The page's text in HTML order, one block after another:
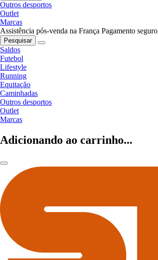
Outros desportos
Outlet
Marcas
Assistência pós-venda na França Pagamento seguro
Pesquisar
Saldos
Futebol
Lifestyle
Running
Equitação
Caminhadas
Outros desportos
Outlet
Marcas
Adicionando ao carrinho...